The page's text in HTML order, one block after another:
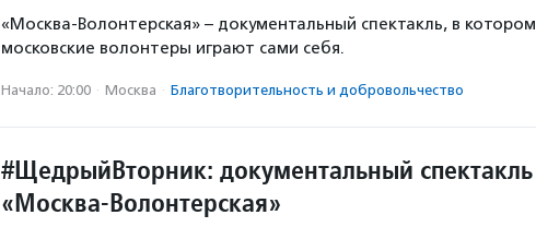
«Москва-Волонтерская» – документальный спектакль, в котором
московские волонтеры играют сами себя.
Начало: 20:00 · Москва · Благотвори­тель­ность и доброволь­чест­во
#ЩедрыйВторник: документальный спектакль
«Москва-Волонтерская»